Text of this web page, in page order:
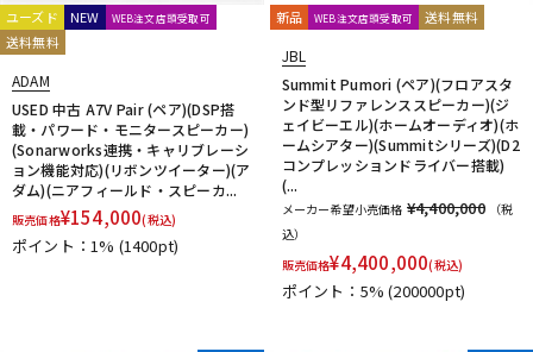
ユーズド NEW WEB注文店頭受取可
送料無料
ADAM
USED 中古 A7V Pair (ペア)(DSP搭
載・パワード・モニタースピーカー)
(Sonarworks連携・キャリブレーシ
ョン機能対応)(リボンツイーター)(ア
ダム)(ニアフィールド・スピーカ...
販売価格¥154,000(税込)
ポイント：1% (1400pt)
新品 WEB注文店頭受取可 送料無料
JBL
Summit Pumori (ペア)(フロアスタ
ンド型リファレンススピーカー)(ジ
ェイビーエル)(ホームオーディオ)(ホ
ームシアター)(Summitシリーズ)(D2
コンプレッションドライバー搭載)
(...
メーカー希望小売価格 ¥4,400,000
（税
込）
販売価格¥4,400,000(税込)
ポイント：5%(200000pt)